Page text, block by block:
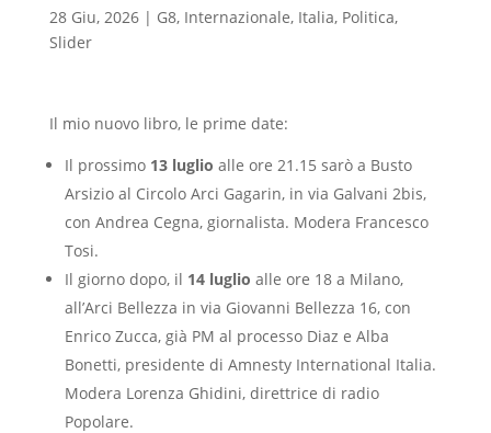
28 Giu, 2026| G8, Internazionale, Italia, Politica,
Slider
Il mio nuovo libro, le prime date:
Il prossimo 13 luglio alle ore 21.15 sarò a Busto
Arsizio al Circolo Arci Gagarin, in via Galvani 2bis,
con Andrea Cegna, giornalista. Modera Francesco
Tosi.
Il giorno dopo, il 14 luglio alle ore 18 a Milano,
all’Arci Bellezza in via Giovanni Bellezza 16, con
Enrico Zucca, già PM al processo Diaz e Alba
Bonetti, presidente di Amnesty International Italia.
Modera Lorenza Ghidini, direttrice di radio
Popolare.